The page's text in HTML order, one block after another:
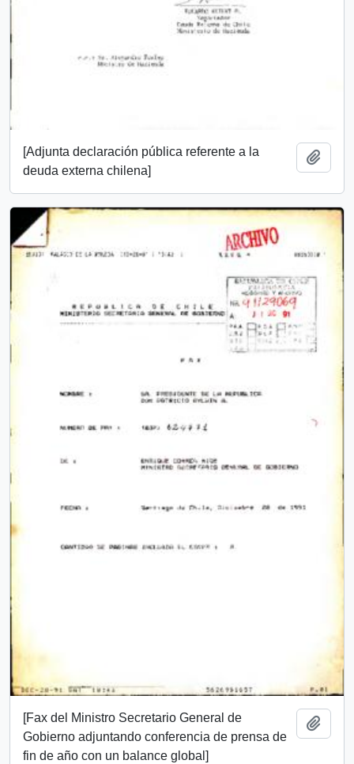
[Adjunta declaración pública referente a la
deuda externa chilena]
[Fax del Ministro Secretario General de
Gobierno adjuntando conferencia de prensa de
fin de año con un balance global]